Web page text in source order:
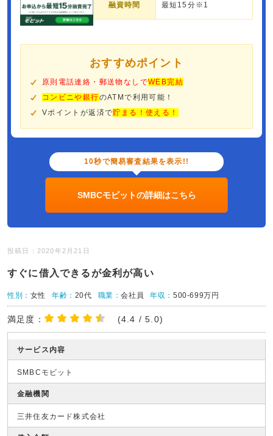
融資時間 最短15分※1
おすすめポイント
原則電話連絡・郵送物なしでWEB完結
コンビニや銀行のATMで利用可能！
Vポイントが返済で貯まる！使える！
10秒で簡易審査結果を表示!!
SMBCモビットの詳細はこちら
投稿日：2020年2月21日
すぐに借入できるが金利が高い
性別： 女性 年齢： 20代 職業：会社員 年収：500-699万円
満足度： (4.4 / 5.0)
サービス内容
SMBCモビット
金融機関
三井住友カード株式会社